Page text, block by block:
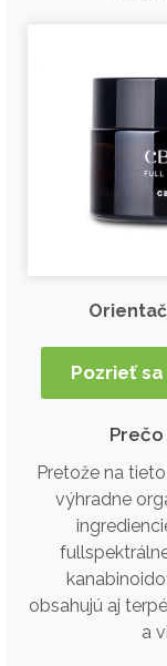
Pozrieť
Prečo
Pretože na
výhradne
obsahujú aj
a